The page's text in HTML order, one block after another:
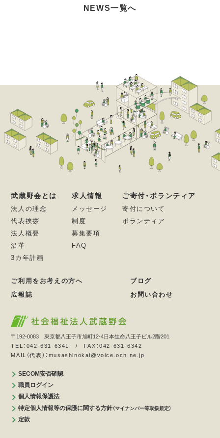
NEWS一覧へ
武蔵野会とは
法人の理念
代表挨拶
法人概要
沿革
3カ年計画
求人情報
メッセージ
制度
募集要項
FAQ
ご寄付・ボランティア
寄付について
ボランティア
ご利用をお考えの方へ
ブログ
広報誌
お問い合わせ
〒192-0083 東京都八王子市旭町12-4日本生命八王子ビル2階201
TEL：042-631-6341 / FAX：042-631-6342
MAIL（代表）：musashinokai@voice.ocn.ne.jp
SECOM安否確認
職員ログイン
個人情報保護法
特定個人情報等の保護に関する方針（マイナンバー等取扱規定）
定款